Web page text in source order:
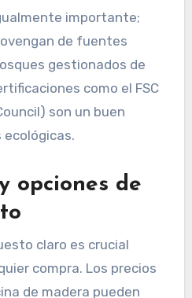
importante;
de fuentes
gestionados de
como el FSC
son un buen
opciones de
claro es crucial
compra. Los precios
de madera pueden